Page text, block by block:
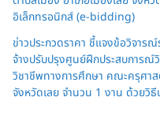
อิเล็กทรอนิกส์ (e-bidding)
ข่าวประกวดราคา ชี้แจงข้อวิจารณ์
จ้างปรับปรุงศูนย์ฝึกประสบการณ์
วิชาชีพทางการศึกษา คณะครุศาส
จังหวัดเลย จำนวน 1 งาน ด้วยวิ